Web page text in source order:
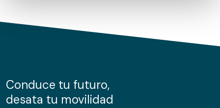
de cookies.
información sobre el uso que haga del sitio web con
nuestros partners de redes sociales, publicidad y análisis
Conduce tu futuro,
desata tu movilidad